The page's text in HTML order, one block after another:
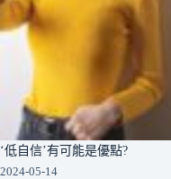
‘低自信’有可能是優點?
2024-05-14